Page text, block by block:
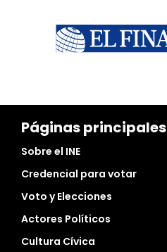
Páginas principales
Sobre el INE
Credencial para votar
Voto y Elecciones
Actores Políticos
Cultura Cívica